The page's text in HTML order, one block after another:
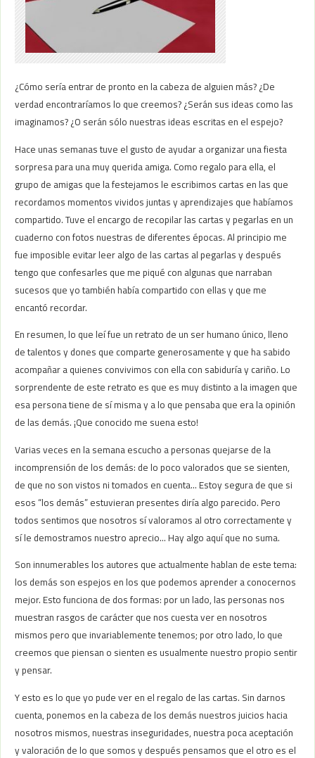
¿Cómo sería entrar de pronto en la cabeza de alguien más? ¿De
verdad encontraríamos lo que creemos? ¿Serán sus ideas como las
imaginamos? ¿O serán sólo nuestras ideas escritas en el espejo?
Hace unas semanas tuve el gusto de ayudar a organizar una fiesta
sorpresa para una muy querida amiga. Como regalo para ella, el
grupo de amigas que la festejamos le escribimos cartas en las que
recordamos momentos vividos juntas y aprendizajes que habíamos
compartido. Tuve el encargo de recopilar las cartas y pegarlas en un
cuaderno con fotos nuestras de diferentes épocas. Al principio me
fue imposible evitar leer algo de las cartas al pegarlas y después
tengo que confesarles que me piqué con algunas que narraban
sucesos que yo también había compartido con ellas y que me
encantó recordar.
En resumen, lo que leí fue un retrato de un ser humano único, lleno
de talentos y dones que comparte generosamente y que ha sabido
acompañar a quienes convivimos con ella con sabiduría y cariño. Lo
sorprendente de este retrato es que es muy distinto a la imagen que
esa persona tiene de sí misma y a lo que pensaba que era la opinión
de las demás. ¡Que conocido me suena esto!
Varias veces en la semana escucho a personas quejarse de la
incomprensión de los demás: de lo poco valorados que se sienten,
de que no son vistos ni tomados en cuenta… Estoy segura de que si
esos “los demás” estuvieran presentes diría algo parecido. Pero
todos sentimos que nosotros sí valoramos al otro correctamente y
sí le demostramos nuestro aprecio… Hay algo aquí que no suma.
Son innumerables los autores que actualmente hablan de este tema:
los demás son espejos en los que podemos aprender a conocernos
mejor. Esto funciona de dos formas: por un lado, las personas nos
muestran rasgos de carácter que nos cuesta ver en nosotros
mismos pero que invariablemente tenemos; por otro lado, lo que
creemos que piensan o sienten es usualmente nuestro propio sentir
y pensar.
Y esto es lo que yo pude ver en el regalo de las cartas. Sin darnos
cuenta, ponemos en la cabeza de los demás nuestros juicios hacia
nosotros mismos, nuestras inseguridades, nuestra poca aceptación
y valoración de lo que somos y después pensamos que el otro es el